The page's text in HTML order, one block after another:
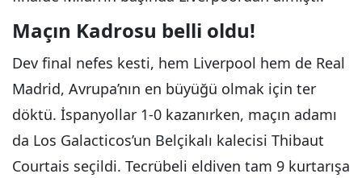
Maçın Kadrosu belli oldu!
Dev final nefes kesti, hem Liverpool hem de Real
Madrid, Avrupa’nın en büyüğü olmak için ter
döktü. İspanyollar 1-0 kazanırken, maçın adamı
da Los Galacticos’un Belçikalı kalecisi Thibaut
Courtais seçildi. Tecrübeli eldiven tam 9 kurtarışa